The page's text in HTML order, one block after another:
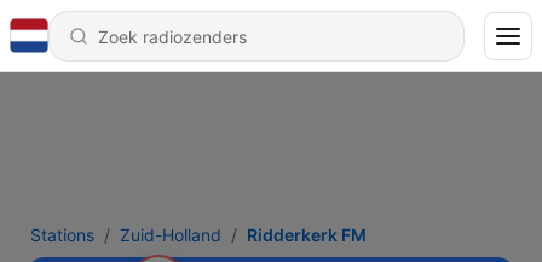
Stations Zuid-Holland Ridderkerk FM